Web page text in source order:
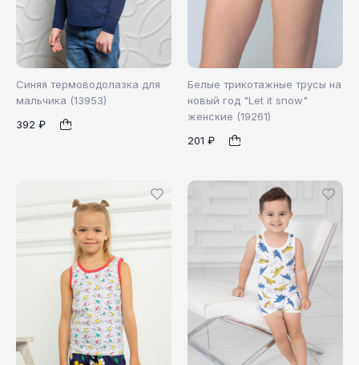
Синяя термоводолазка для
мальчика (13953)
392 ₽
98 110
Белые трикотажные трусы на
новый год "Let it snow"
женские (19261)
201 ₽
1